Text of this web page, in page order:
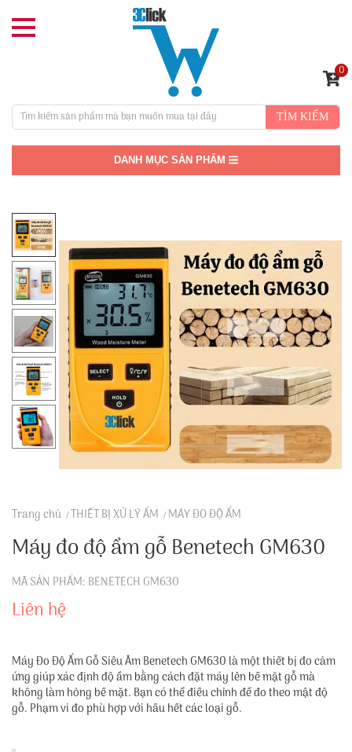
TÌM KIẾM
0
DANH MỤC SẢN PHẨM
Trang chủ THIẾT BỊ XỬ LÝ ẨM MÁY ĐO ĐỘ ẨM
Máy đo độ ẩm gỗ Benetech GM630
MÃ SẢN PHẨM: BENETECH GM630
Liên hệ
Máy Đo Độ Ẩm Gỗ Siêu Âm Benetech GM630 là một thiết bị đo cảm
ứng giúp xác định độ ẩm bằng cách đặt máy lên bề mặt gỗ mà
không làm hỏng bề mặt. Bạn có thể điều chỉnh để đo theo mật độ
gỗ. Phạm vi đo phù hợp với hầu hết các loại gỗ.